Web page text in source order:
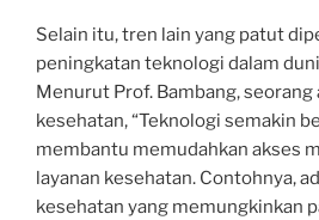
Selain itu, tren lain yang patut
peningkatan teknologi dalam
Menurut Prof. Bambang,
kesehatan, “Teknologi semakin
membantu memudahkan akses
layanan kesehatan. Contohnya,
kesehatan yang memungkinkan